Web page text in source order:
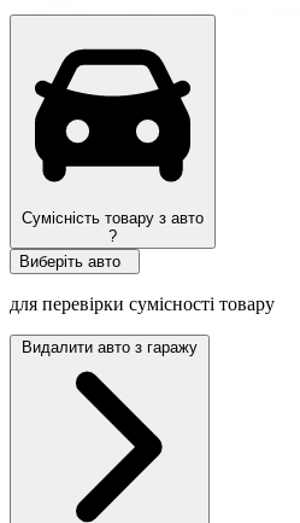
Сумісність товару з авто
?
Виберіть авто
для перевірки сумісності товару
Видалити авто з гаражу